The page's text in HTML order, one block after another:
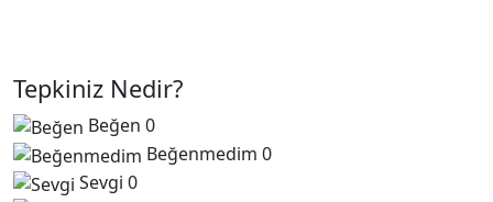
Kapsamlı Bakım Çal...
Ağu 8, 2026 0
Arabesk müziğinin acı kaybı!